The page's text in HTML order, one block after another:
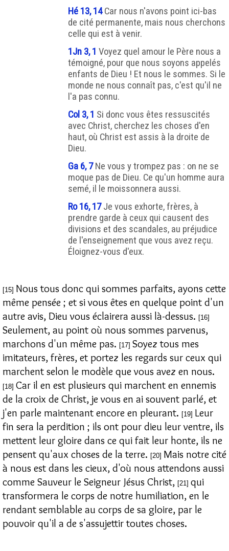
Hé 13, 14Car nous n'avons point ici-bas
de cité permanente, mais nous cherchons
celle qui est à venir.
1Jn 3, 1 Voyez quel amour le Père nous a
témoigné, pour que nous soyons appelés
enfants de Dieu ! Et nous le sommes. Si le
monde ne nous connaît pas, c'est qu'il ne
l'a pas connu.
Col 3, 1 Si donc vous êtes ressuscités
avec Christ, cherchez les choses d'en
haut, où Christ est assis à la droite de
Dieu.
Ga 6, 7Ne vous y trompez pas : on ne se
moque pas de Dieu. Ce qu'un homme aura
semé, il le moissonnera aussi.
Ro 16, 17Je vous exhorte, frères, à
prendre garde à ceux qui causent des
divisions et des scandales, au préjudice
de l'enseignement que vous avez reçu.
Éloignez-vous d'eux.
[15] Nous tous donc qui sommes parfaits, ayons cette
même pensée ; et si vous êtes en quelque point d'un
autre avis, Dieu vous éclairera aussi là-dessus. [16]
Seulement, au point où nous sommes parvenus,
marchons d'un même pas. [17] Soyez tous mes
imitateurs, frères, et portez les regards sur ceux qui
marchent selon le modèle que vous avez en nous.
[18] Car il en est plusieurs qui marchent en ennemis
de la croix de Christ, je vous en ai souvent parlé, et
j'en parle maintenant encore en pleurant. [19] Leur
fin sera la perdition ; ils ont pour dieu leur ventre, ils
mettent leur gloire dans ce qui fait leur honte, ils ne
pensent qu'aux choses de la terre. [20] Mais notre cité
à nous est dans les cieux, d'où nous attendons aussi
comme Sauveur le Seigneur Jésus Christ, [21] qui
transformera le corps de notre humiliation, en le
rendant semblable au corps de sa gloire, par le
pouvoir qu'il a de s'assujettir toutes choses.